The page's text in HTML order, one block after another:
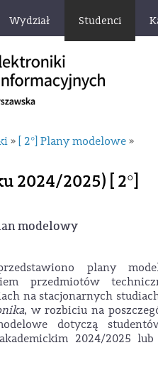
Wydział Studenci
» [ 2°] Plany modelowe »
2024/2025) [ 2°]
modelowy
plany
przedmiotów
na stacjonarnych
, w rozbiciu na
dotyczą
2024/2025